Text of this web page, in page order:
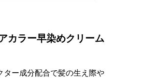
カラー早染めクリーム
ター成分配合で髪の生え際や